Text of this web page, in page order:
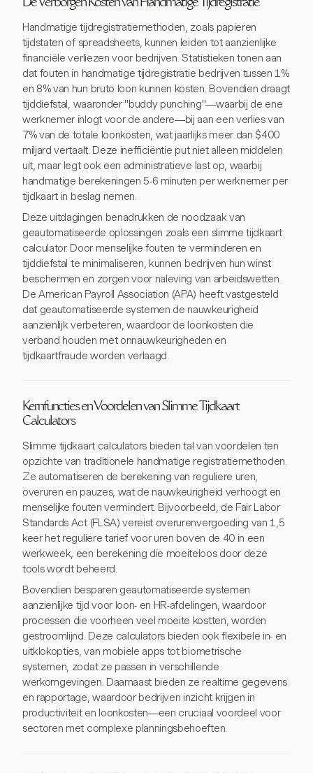
De Verborgen Kosten van Handmatige Tijdregistratie
Handmatige tijdregistratiemethoden, zoals papieren
tijdstaten of spreadsheets, kunnen leiden tot aanzienlijke
financiële verliezen voor bedrijven. Statistieken tonen aan
dat fouten in handmatige tijdregistratie bedrijven tussen 1%
en 8% van hun bruto loon kunnen kosten. Bovendien draagt
tijddiefstal, waaronder "buddy punching"—waarbij de ene
werknemer inlogt voor de andere—bij aan een verlies van
7% van de totale loonkosten, wat jaarlijks meer dan $400
miljard vertaalt. Deze inefficiëntie put niet alleen middelen
uit, maar legt ook een administratieve last op, waarbij
handmatige berekeningen 5-6 minuten per werknemer per
tijdkaart in beslag nemen.
Deze uitdagingen benadrukken de noodzaak van
geautomatiseerde oplossingen zoals een slimme tijdkaart
calculator. Door menselijke fouten te verminderen en
tijddiefstal te minimaliseren, kunnen bedrijven hun winst
beschermen en zorgen voor naleving van arbeidswetten.
De American Payroll Association (APA) heeft vastgesteld
dat geautomatiseerde systemen de nauwkeurigheid
aanzienlijk verbeteren, waardoor de loonkosten die
verband houden met onnauwkeurigheden en
tijdkaartfraude worden verlaagd.
Kernfuncties en Voordelen van Slimme Tijdkaart
Calculators
Slimme tijdkaart calculators bieden tal van voordelen ten
opzichte van traditionele handmatige registratiemethoden.
Ze automatiseren de berekening van reguliere uren,
overuren en pauzes, wat de nauwkeurigheid verhoogt en
menselijke fouten vermindert. Bijvoorbeeld, de Fair Labor
Standards Act (FLSA) vereist overurenvergoeding van 1,5
keer het reguliere tarief voor uren boven de 40 in een
werkweek, een berekening die moeiteloos door deze
tools wordt beheerd.
Bovendien besparen geautomatiseerde systemen
aanzienlijke tijd voor loon- en HR-afdelingen, waardoor
processen die voorheen veel moeite kostten, worden
gestroomlijnd. Deze calculators bieden ook flexibele in- en
uitklokopties, van mobiele apps tot biometrische
systemen, zodat ze passen in verschillende
werkomgevingen. Daarnaast bieden ze realtime gegevens
en rapportage, waardoor bedrijven inzicht krijgen in
productiviteit en loonkosten—een cruciaal voordeel voor
sectoren met complexe planningsbehoeften.